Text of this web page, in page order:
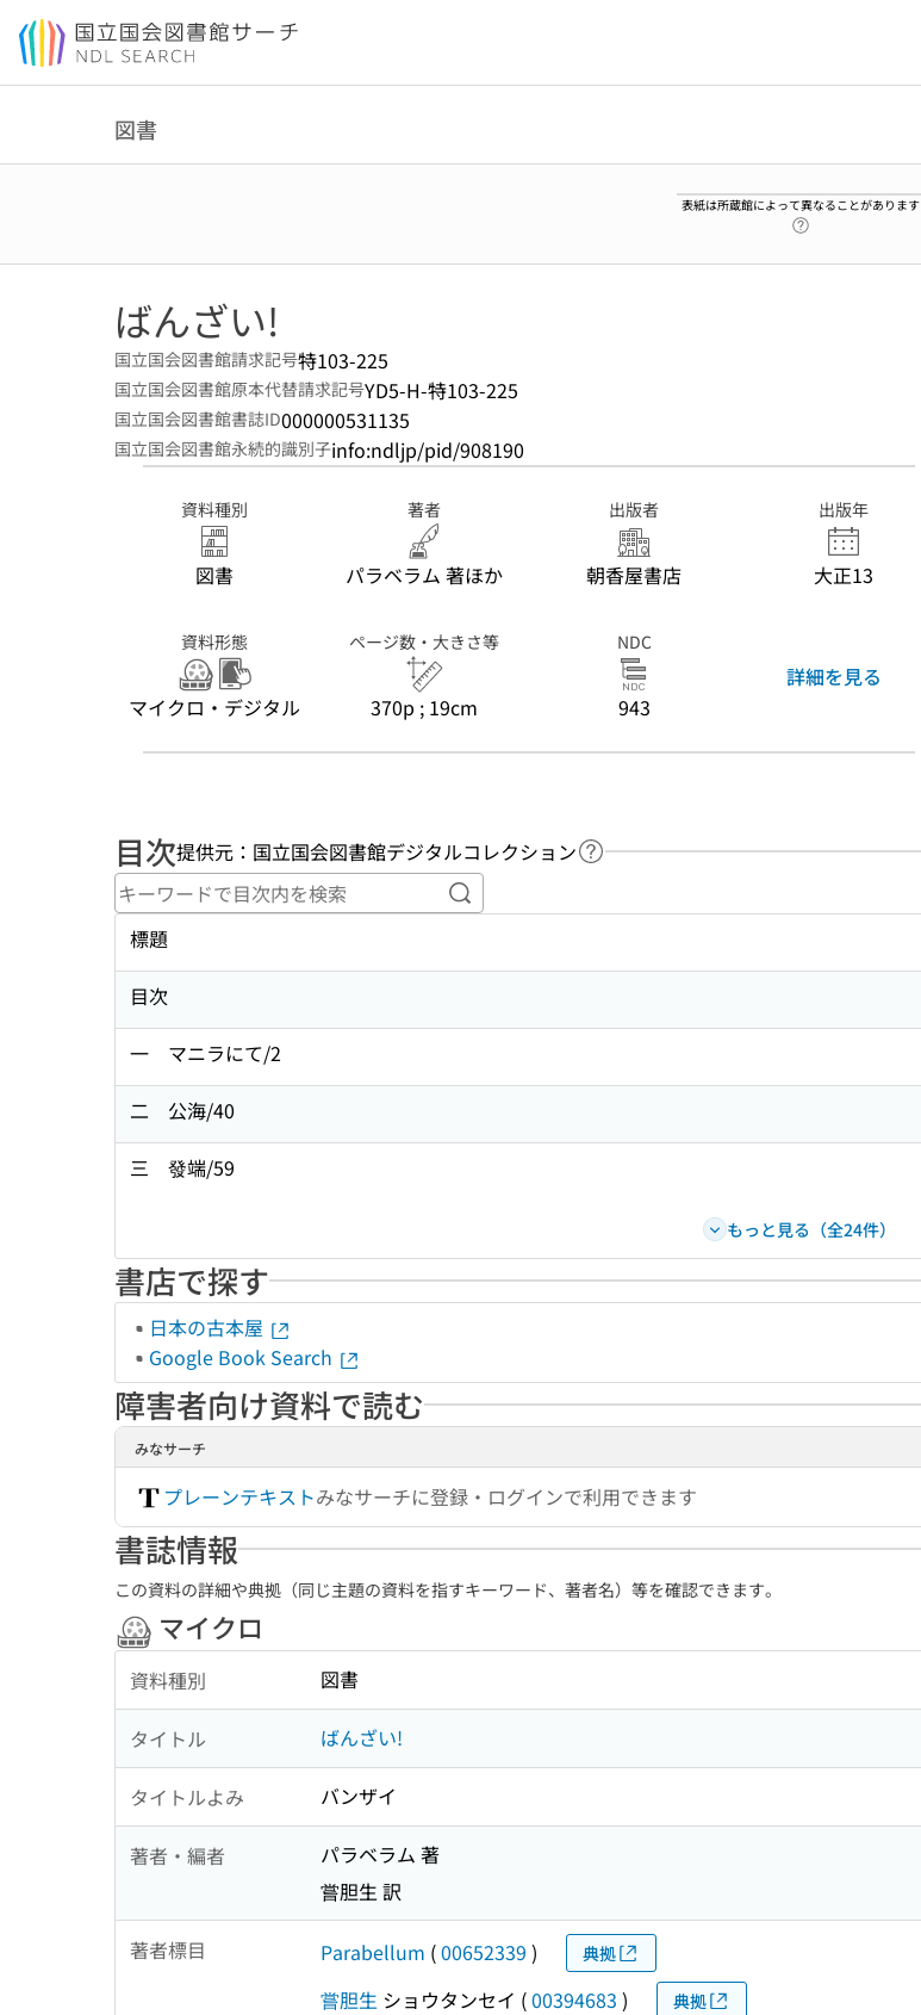
本文へ移動
図書
表紙は所蔵館によって異なることがあります
ばんざい!
国立国会図書館請求記号特103-225
国立国会図書館原本代替請求記号YD5-H-特103-225
国立国会図書館書誌ID000000531135
国立国会図書館永続的識別子info:ndljp/pid/908190
資料種別
図書
著者
パラベラム 著ほか
出版者
朝香屋書店
出版年
大正13
資料形態
マイクロ・デジタル
ページ数・大きさ等
370p ; 19cm
NDC
943
詳細を見る
目次提供元：国立国会図書館デジタルコレクション ヘルプページへのリンク
キーワードで目次内を検索
標題
目次
一 マニラにて/2
二 公海/40
三 發端/59
もっと見る（全24件）
書店で探す
日本の古本屋
Google Book Search
障害者向け資料で読む
みなサーチ
プレーンテキストみなサーチに登録・ログインで利用できます
書誌情報
この資料の詳細や典拠（同じ主題の資料を指すキーワード、著者名）等を確認できます。
マイクロ
資料種別 図書
タイトル ばんざい!
タイトルよみ バンザイ
著者・編者
パラベラム 著
嘗胆生 訳
著者標目 Parabellum (00652339 ) 典拠
嘗胆生 ショウタンセイ (00394683 ) 典拠